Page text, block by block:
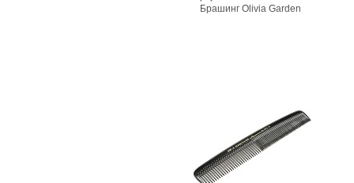
Брашинг Olivia Garden